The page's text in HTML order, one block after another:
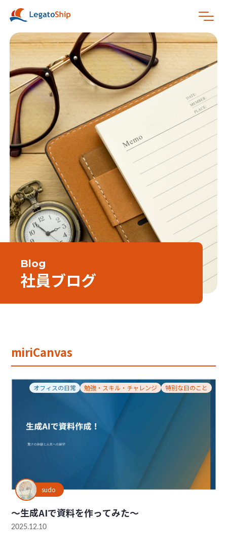
Blog
社員ブログ
miriCanvas
オフィスの日常 勉強・スキル・チャレンジ 特別な日のこと
sudo
～生成AIで資料を作ってみた～
2025.12.10